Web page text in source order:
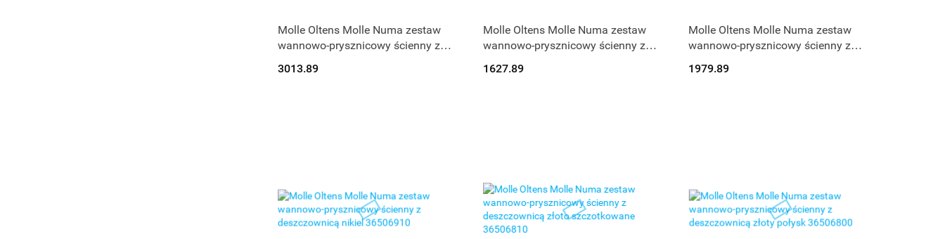
Produkt niedostępny
Molle Oltens Molle Numa zestaw
wannowo-prysznicowy ścienny z
36506610
3013.89
Produkt niedostępny
Molle Oltens Molle Numa zestaw
wannowo-prysznicowy ścienny z
1627.89
Produkt niedostępny
Molle Oltens Molle Numa zestaw
wannowo-prysznicowy ścienny z
1979.89